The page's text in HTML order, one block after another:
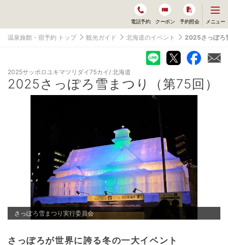
電話予約 クーポン 予約照会
ニ
ー
開
く
メニュー
温泉旅館・宿予約 トップ 観光ガイド 北海道のイベント 2025さっぽろ
2025サッポロユキマツリダイ75カイ 北海道
2025さっぽろ雪まつり（第75回）
さっぽろ雪まつり実行委員会
さっぽろが世界に誇る冬の一大イベント